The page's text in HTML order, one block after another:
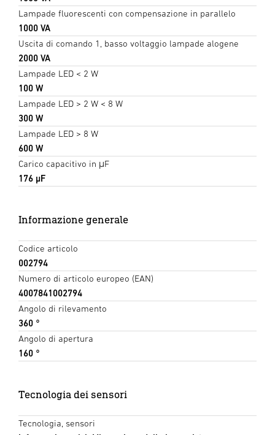
Lampade fluorescenti con compensazione in parallelo
1000 VA
Uscita di comando 1, basso voltaggio lampade alogene
2000 VA
Lampade LED < 2 W
100 W
Lampade LED > 2 W < 8 W
300 W
Lampade LED > 8 W
600 W
Carico capacitivo in μF
176 µF
Informazione generale
Codice articolo
002794
Numero di articolo europeo (EAN)
4007841002794
Angolo di rilevamento
360 °
Angolo di apertura
160 °
Tecnologia dei sensori
Tecnologia, sensori